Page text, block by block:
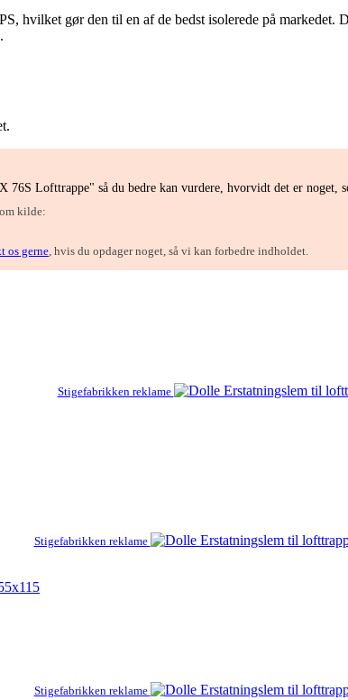
hvilket gør den til en af de bedst isolerede på
Lofttrappe" så du bedre kan vurdere, hvorvidt det er noget,
kilde:
os gerne, hvis du opdager noget, så vi kan forbedre indholdet.
Stigefabrikken reklame
Stigefabrikken reklame
Stigefabrikken reklame